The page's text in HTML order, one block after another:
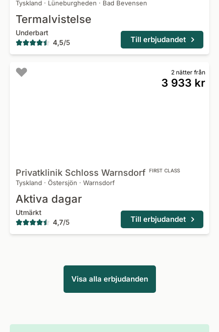
Tyskland · Lüneburgheden · Bad Bevensen
Termalvistelse
Underbart
4,5/5 Till erbjudandet
2 nätter från
3 933 kr
Privatklinik Schloss Warnsdorf FIRST CLASS
Tyskland · Östersjön · Warnsdorf
Aktiva dagar
Utmärkt
4,7/5 Till erbjudandet
Visa alla erbjudanden